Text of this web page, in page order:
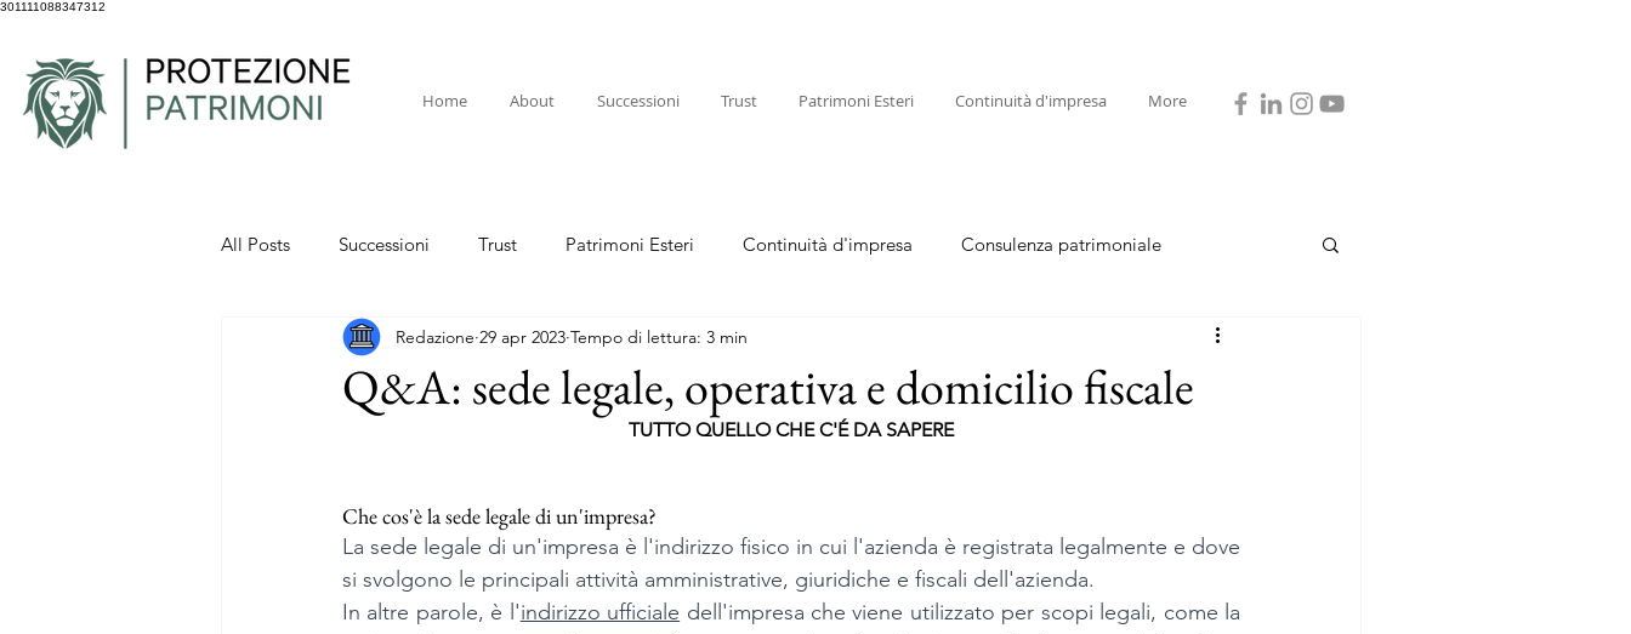
301111088347312
Home About Successioni Trust Patrimoni Esteri Continuità d'impresa More
All Posts Successioni Trust Patrimoni Esteri Continuità d'impresa Consulenza patrimoniale
Q&A: sede legale, operativa e domicilio fiscale
Redazione 29 apr 2023 Tempo di lettura: 3 min
TUTTO QUELLO CHE C'É DA SAPERE
Che cos'è la sede legale di un'impresa?
La sede legale di un'impresa è l'indirizzo fisico in cui l'azienda è registrata legalmente e dove
si svolgono le principali attività amministrative, giuridiche e fiscali dell'azienda.
In altre parole, è l'indirizzo ufficiale dell'impresa che viene utilizzato per scopi legali, come la